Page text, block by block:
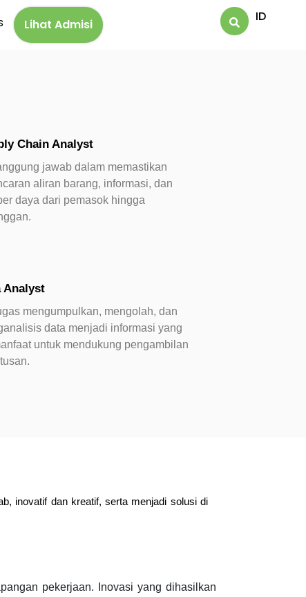
Lihat Admisi
ID
Chain Analyst
jawab dalam memastikan
aliran barang, informasi, dan
daya dari pemasok hingga
Analyst
mengumpulkan, mengolah, dan
data menjadi informasi yang
untuk mendukung pengambilan
inovatif dan kreatif, serta menjadi solusi di
pekerjaan. Inovasi yang dihasilkan